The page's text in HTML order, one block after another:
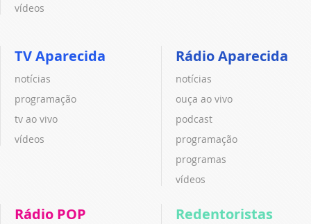
vídeos
TV Aparecida
notícias
programação
tv ao vivo
vídeos
Rádio Aparecida
notícias
ouça ao vivo
podcast
programação
programas
vídeos
Rádio POP Redentoristas